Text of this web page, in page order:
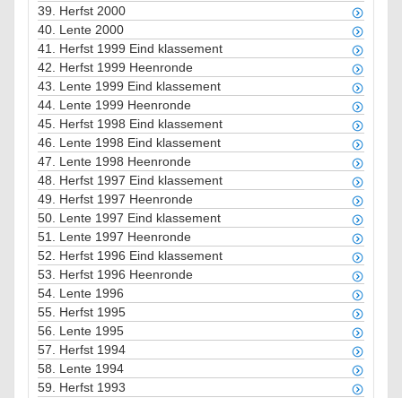
39. Herfst 2000
40. Lente 2000
41. Herfst 1999 Eind klassement
42. Herfst 1999 Heenronde
43. Lente 1999 Eind klassement
44. Lente 1999 Heenronde
45. Herfst 1998 Eind klassement
46. Lente 1998 Eind klassement
47. Lente 1998 Heenronde
48. Herfst 1997 Eind klassement
49. Herfst 1997 Heenronde
50. Lente 1997 Eind klassement
51. Lente 1997 Heenronde
52. Herfst 1996 Eind klassement
53. Herfst 1996 Heenronde
54. Lente 1996
55. Herfst 1995
56. Lente 1995
57. Herfst 1994
58. Lente 1994
59. Herfst 1993